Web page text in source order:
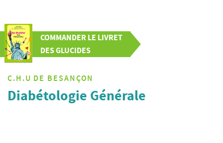
COMMANDER LE LIVRET
DES GLUCIDES
C.H.U DE BESANÇON
Diabétologie Générale